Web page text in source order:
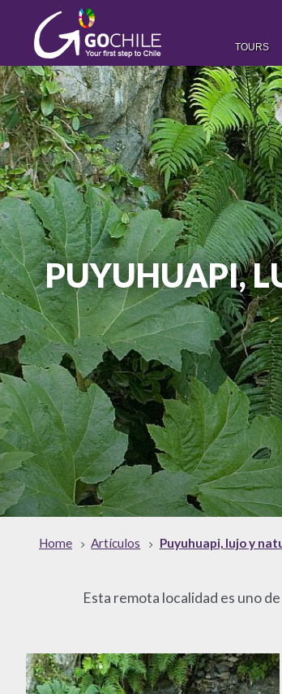
TOURS
PUYUHUAPI,
Home Artículos Puyuhuapi, lujo y
Esta remota localidad es uno